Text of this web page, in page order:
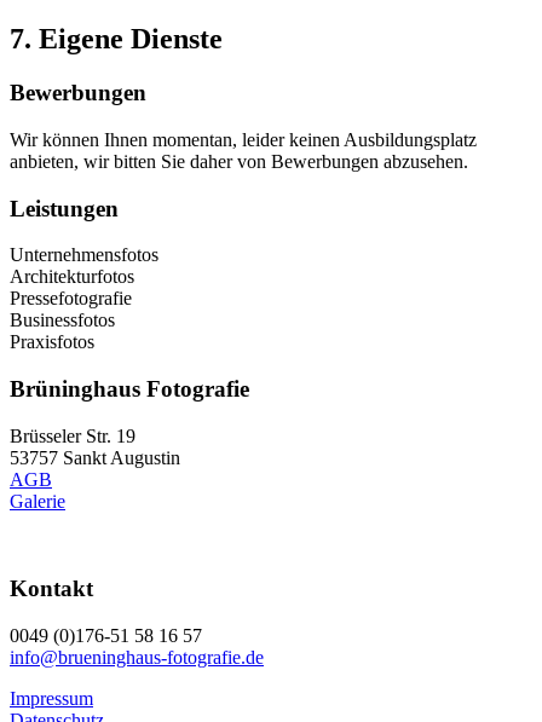
7. Eigene Dienste
Bewerbungen
Wir können Ihnen momentan, leider keinen Ausbildungsplatz
anbieten, wir bitten Sie daher von Bewerbungen abzusehen.
Leistungen
Unternehmensfotos
Architekturfotos
Pressefotografie
Businessfotos
Praxisfotos
Brüninghaus Fotografie
Brüsseler Str. 19
53757 Sankt Augustin
AGB
Galerie
Kontakt
0049 (0)176-51 58 16 57
info@brueninghaus-fotografie.de
Impressum